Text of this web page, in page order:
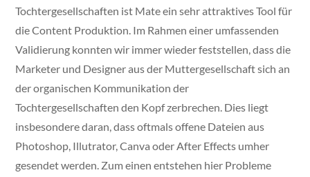
Tochtergesellschaften ist Mate ein sehr attraktives Tool für
die Content Produktion. Im Rahmen einer umfassenden
Validierung konnten wir immer wieder feststellen, dass die
Marketer und Designer aus der Muttergesellschaft sich an
der organischen Kommunikation der
Tochtergesellschaften den Kopf zerbrechen. Dies liegt
insbesondere daran, dass oftmals offene Dateien aus
Photoshop, Illutrator, Canva oder After Effects umher
gesendet werden. Zum einen entstehen hier Probleme